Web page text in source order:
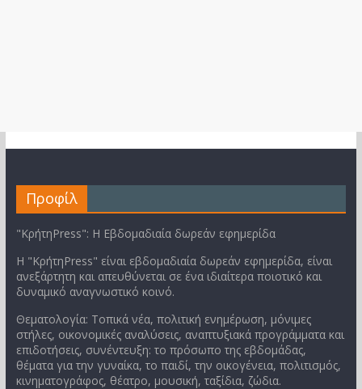
Προφίλ
"ΚρήτηPress": Η Εβδομαδιαία δωρεάν εφημερίδα
Η "ΚρήτηPress" είναι εβδομαδιαία δωρεάν εφημερίδα, είναι
ανεξάρτητη και απευθύνεται σε ένα ιδιαίτερα ποιοτικό και
δυναμικό αναγνωστικό κοινό.
Θεματολογία: Τοπικά νέα, πολιτική ενημέρωση, μόνιμες
στήλες, οικονομικές αναλύσεις, αναπτυξιακά προγράμματα και
επιδοτήσεις, συνέντευξη: το πρόσωπο της εβδομάδας,
θέματα για την γυναίκα, το παιδί, την οικογένεια, πολιτισμός,
κινηματογράφος, θέατρο, μουσική, ταξίδια, ζώδια.